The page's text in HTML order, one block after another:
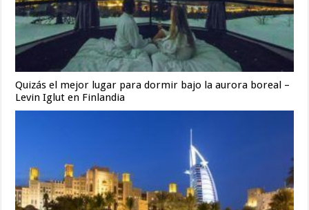
Quizás el mejor lugar para dormir bajo la aurora boreal –
Levin Iglut en Finlandia